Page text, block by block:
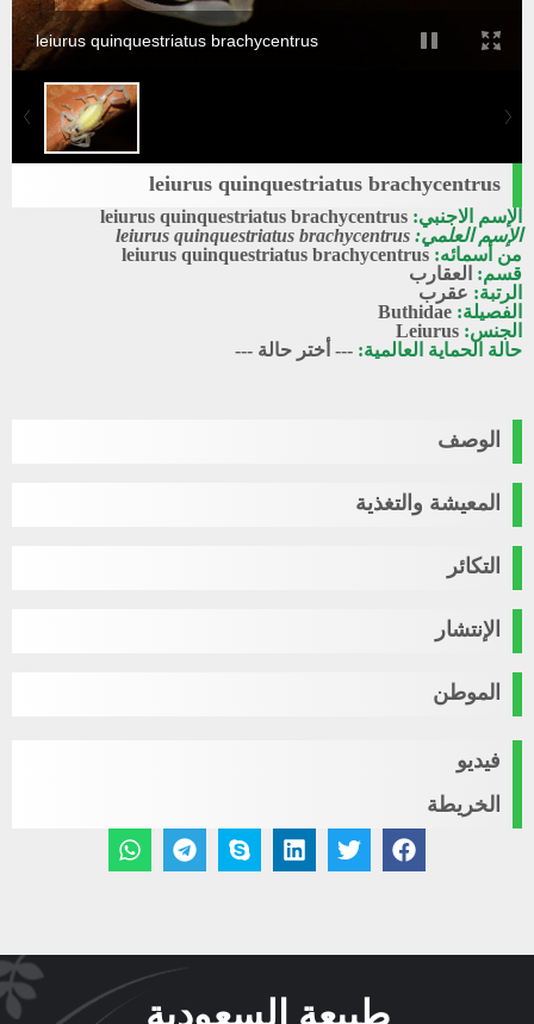
leiurus quinquestriatus brachycentrus
leiurus quinquestriatus brachycentrus
الإسم الاجنبي: leiurus quinquestriatus brachycentrus
الإسم العلمي: leiurus quinquestriatus brachycentrus
من أسمائه: leiurus quinquestriatus brachycentrus
قسم: العقارب
الرتبة: عقرب
الفصيلة: Buthidae
الجنس: Leiurus
حالة الحماية العالمية: --- أختر حالة ---
الوصف
المعيشة والتغذية
التكائر
الإنتشار
الموطن
فيديو
الخريطة
طبيعة السعودية